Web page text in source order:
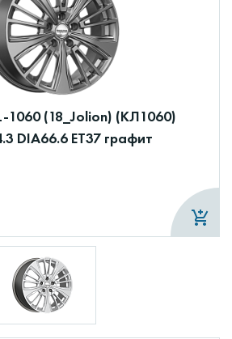
1060 (18_Jolion) (КЛ1060)
DIA66.6 ET37 графит